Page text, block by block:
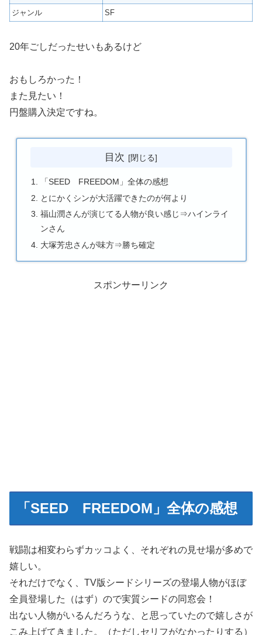
ジャンル
SF
20年ごしだったせいもあるけど
おもしろかった！
また見たい！
円盤購入決定ですね。
目次
「SEED FREEDOM」全体の感想
とにかくシンが大活躍できたのが何より
福山潤さんが演じてる人物が良い感じ⇒ハインライ
ンさん
大塚芳忠さんが味方⇒勝ち確定
スポンサーリンク
「SEED FREEDOM」全体の感想
戦闘は相変わらずカッコよく、それぞれの見せ場が多めで
嬉しい。
それだけでなく、TV版シードシリーズの登場人物がほぼ
全員登場した（はず）ので実質シードの同窓会！
出ない人物がいるんだろうな、と思っていたので嬉しさが
こみ上げてきました。（ただしセリフがなかったりする）